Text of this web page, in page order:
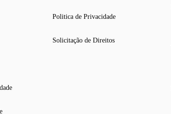
Politica de Privacidade
Solicitação de Direitos